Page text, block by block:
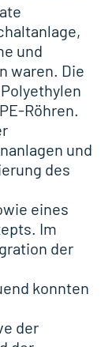
und
waren. Die
Röhren.
und
des
eines
Im
der
konnten
der